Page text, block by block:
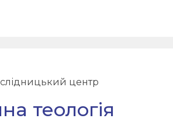
центр
теологія